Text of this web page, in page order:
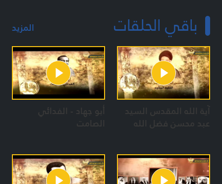
باقي الحلقات المزيد
آية الله المقدس السيد
عبد محسن فضل الله
أبو جهاد - الفدائي
الصامت